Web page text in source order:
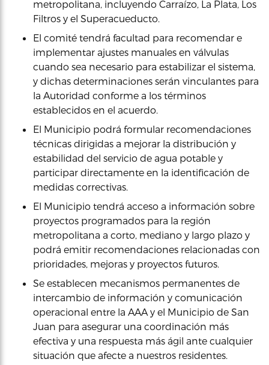
metropolitana, incluyendo Carraízo, La Plata, Los
Filtros y el Superacueducto.
El comité tendrá facultad para recomendar e
implementar ajustes manuales en válvulas
cuando sea necesario para estabilizar el sistema,
y dichas determinaciones serán vinculantes para
la Autoridad conforme a los términos
establecidos en el acuerdo.
El Municipio podrá formular recomendaciones
técnicas dirigidas a mejorar la distribución y
estabilidad del servicio de agua potable y
participar directamente en la identificación de
medidas correctivas.
El Municipio tendrá acceso a información sobre
proyectos programados para la región
metropolitana a corto, mediano y largo plazo y
podrá emitir recomendaciones relacionadas con
prioridades, mejoras y proyectos futuros.
Se establecen mecanismos permanentes de
intercambio de información y comunicación
operacional entre la AAA y el Municipio de San
Juan para asegurar una coordinación más
efectiva y una respuesta más ágil ante cualquier
situación que afecte a nuestros residentes.